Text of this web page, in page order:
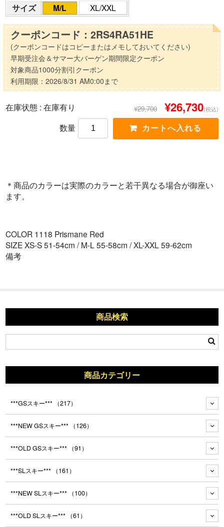
サイズ M/L XL/XXL
クーポンコード：2RS4RA51HE
(クーポンコードはコピーまたはメモしておいてください)
早期受注会＆サマー大バーゲン期間限定クーポン
対象商品1000分割引クーポン
利用期限：2026/8/31 AM0:00まで
在庫状態 :在庫有り ¥29,700 ¥26,730(税込)
数量
＊商品のカラーは実際のカラーと若干異なる場合が御座い
ます。
COLOR 1118 Prismane Red
SIZE XS-S 51-54cm / M-L 55-58cm / XL-XXL 59-62cm
備考
商品検索
商品カテゴリー
***GSスキー*** （217）
***NEW GSスキー*** （126）
***OLD GSスキー*** （91）
***SLスキー*** （161）
***NEW SLスキー*** （100）
***OLD SLスキー*** （61）